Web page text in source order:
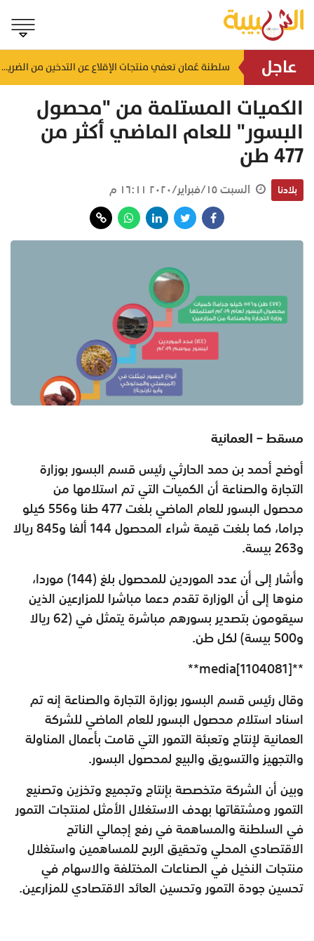
عاجل منذ ساعة سلطنة عُمان تعفي منتجات الإقلاع عن التدخين من الضريبة
الكميات المستلمة من "محصول
البسور" للعام الماضي أكثر من
477 طن
بلادنا السبت ١٥/فبراير/٢٠٢٠ ١٦:١١ م
مسقط – العمانية
أوضح أحمد بن حمد الحارثي رئيس قسم البسور بوزارة
التجارة والصناعة أن الكميات التي تم استلامها من
محصول البسور للعام الماضي بلغت 477 طنا و556 كيلو
جراما، كما بلغت قيمة شراء المحصول 144 ألفا و845 ريالا
و263 بيسة
.
وأشار إلى أن عدد الموردين للمحصول بلغ (144) موردا،
منوها إلى أن الوزارة تقدم دعما مباشرا للمزارعين الذين
سيقومون بتصدير بسورهم مباشرة يتمثل في (62 ريالا
و500 بيسة) لكل طن
.
**media[1104081]**
وقال رئيس قسم البسور بوزارة التجارة والصناعة إنه تم
اسناد استلام محصول البسور للعام الماضي للشركة
العمانية لإنتاج وتعبئة التمور التي قامت بأعمال المناولة
والتجهيز والتسويق والبيع لمحصول البسور.
وبين أن الشركة متخصصة بإنتاج وتجميع وتخزين وتصنيع
التمور ومشتقاتها بهدف الاستغلال الأمثل لمنتجات التمور
في السلطنة والمساهمة في رفع إجمالي الناتج
الاقتصادي المحلي وتحقيق الربح للمساهمين واستغلال
منتجات النخيل في الصناعات المختلفة والاسهام في
تحسين جودة التمور وتحسين العائد الاقتصادي للمزارعين.